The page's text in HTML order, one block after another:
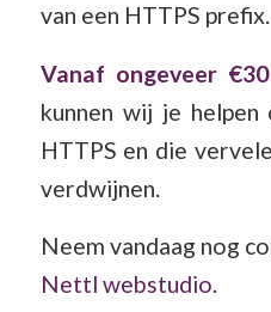
van een HTTPS prefix.
Vanaf ongeveer
kunnen wij je
HTTPS en die
verdwijnen.
Neem vandaag nog
Nettl webstudio.